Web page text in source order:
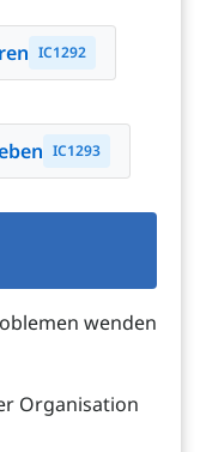
IC1292
IC1293
wenden
Organisation